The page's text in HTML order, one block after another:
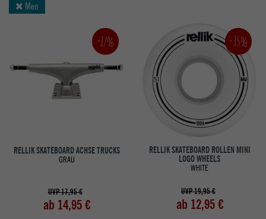
Men
-17%
RELLIK SKATEBOARD ACHSE TRUCKS
GRAU
UVP 17,95 €
ab 14,95 €
-35%
RELLIK SKATEBOARD ROLLEN MINI
LOGO WHEELS
WHITE
UVP 19,95 €
ab 12,95 €